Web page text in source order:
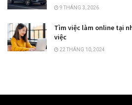
9 THÁNG 3, 2026
Tìm việc làm online tại
việc
22 THÁNG 10, 2024